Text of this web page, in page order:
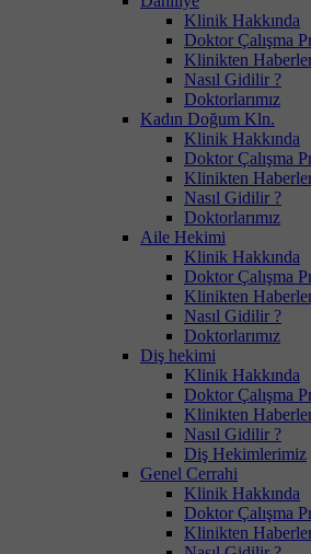
Klinik Hakkında
Doktor Çalışma
Klinikten
Nasıl Gidilir ?
Doktorlarımız
Kadın Doğum Kln.
Klinik Hakkında
Doktor Çalışma
Klinikten
Nasıl Gidilir ?
Doktorlarımız
Aile Hekimi
Klinik Hakkında
Doktor Çalışma
Klinikten
Nasıl Gidilir ?
Doktorlarımız
Diş hekimi
Klinik Hakkında
Doktor Çalışma
Klinikten
Nasıl Gidilir ?
Diş Hekimlerimiz
Genel Cerrahi
Klinik Hakkında
Doktor Çalışma
Klinikten